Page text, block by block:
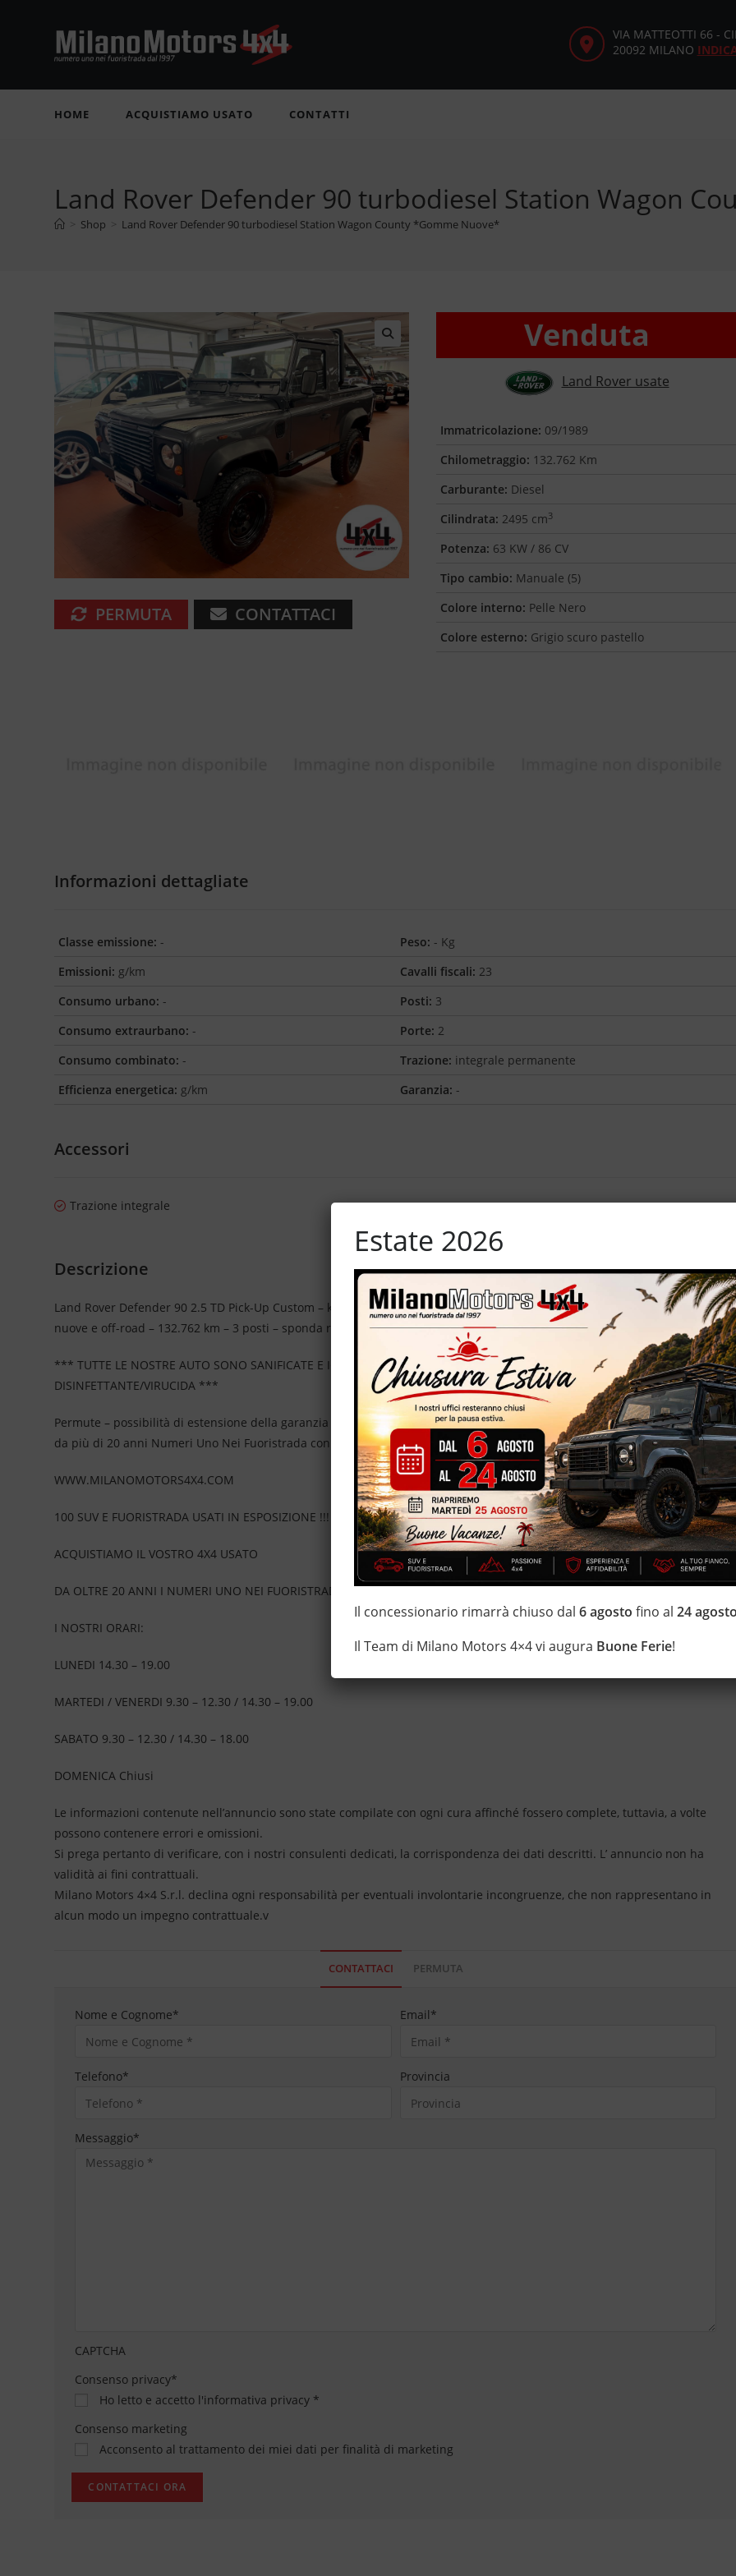
VIA MATTEOTTI 66 -
20092 MILANO
HOME ACQUISTIAMO USATO CONTATTI
Land Rover Defender 90 turbodiesel Station Wagon
> Shop > Land Rover Defender 90 turbodiesel Station Wagon County *Gomme Nuove*
🔍
PERMUTA CONTATTACI
Venduta
Land Rover usate
Immatricolazione: 09/1989
Chilometraggio: 132.762 Km
Carburante: Diesel
Cilindrata: 2495 cm3
Potenza: 63 KW / 86 CV
Tipo cambio: Manuale (5)
Colore interno: Pelle Nero
Colore esterno: Grigio scuro pastello
Informazioni dettagliate
Classe emissione: -
Emissioni: g/km
Consumo urbano: -
Consumo extraurbano: -
Consumo combinato: -
Efficienza energetica: g/km
Peso: - Kg
Cavalli fiscali: 23
Posti: 3
Porte: 2
Trazione: integrale permanente
Garanzia: -
Accessori
Trazione integrale
Descrizione
Land Rover Defender 90 2.5 TD Pick-Up Custom – kit rialzo – volante racing – sedili racing – doppio treno di gomme stradali
nuove e off-road – 132.762 km – 3 posti – sponda ribaltabile – cerchi da 16”
*** TUTTE LE NOSTRE AUTO SONO SANIFICATE E IGIENIZZATE CON TRATTAMENTI DI VAPORE, OZONO E
DISINFETTANTE/VIRUCIDA ***
Permute – possibilità di estensione della garanzia con il leader del mercato francese ”Opteven” – Milano Motors 4×4 S.r.l.
da più di 20 anni Numeri Uno Nei Fuoristrada con Due Esposizioni da più di 3.000 mq completamente coperti
WWW.MILANOMOTORS4X4.COM
100 SUV E FUORISTRADA USATI IN ESPOSIZIONE !!!
ACQUISTIAMO IL VOSTRO 4X4 USATO
DA OLTRE 20 ANNI I NUMERI UNO NEI FUORISTRADA
I NOSTRI ORARI:
LUNEDI 14.30 – 19.00
MARTEDI / VENERDI 9.30 – 12.30 / 14.30 – 19.00
SABATO 9.30 – 12.30 / 14.30 – 18.00
DOMENICA Chiusi
Le informazioni contenute nell’annuncio sono state compilate con ogni cura affinché fossero complete, tuttavia, a volte
possono contenere errori e omissioni.
Si prega pertanto di verificare, con i nostri consulenti dedicati, la corrispondenza dei dati descritti. L’ annuncio non ha
validità ai fini contrattuali.
Milano Motors 4×4 S.r.l. declina ogni responsabilità per eventuali involontarie incongruenze, che non rappresentano in
alcun modo un impegno contrattuale.v
CONTATTACI PERMUTA
Nome e Cognome* Email*
Telefono* Provincia
Messaggio*
CAPTCHA
Consenso privacy*
Ho letto e accetto l'informativa privacy *
Consenso marketing
Acconsento al trattamento dei miei dati per finalità di marketing
Estate 2026
Il concessionario rimarrà chiuso dal6 agosto fino al24
Il Team di Milano Motors 4×4 vi augura Buone Ferie!